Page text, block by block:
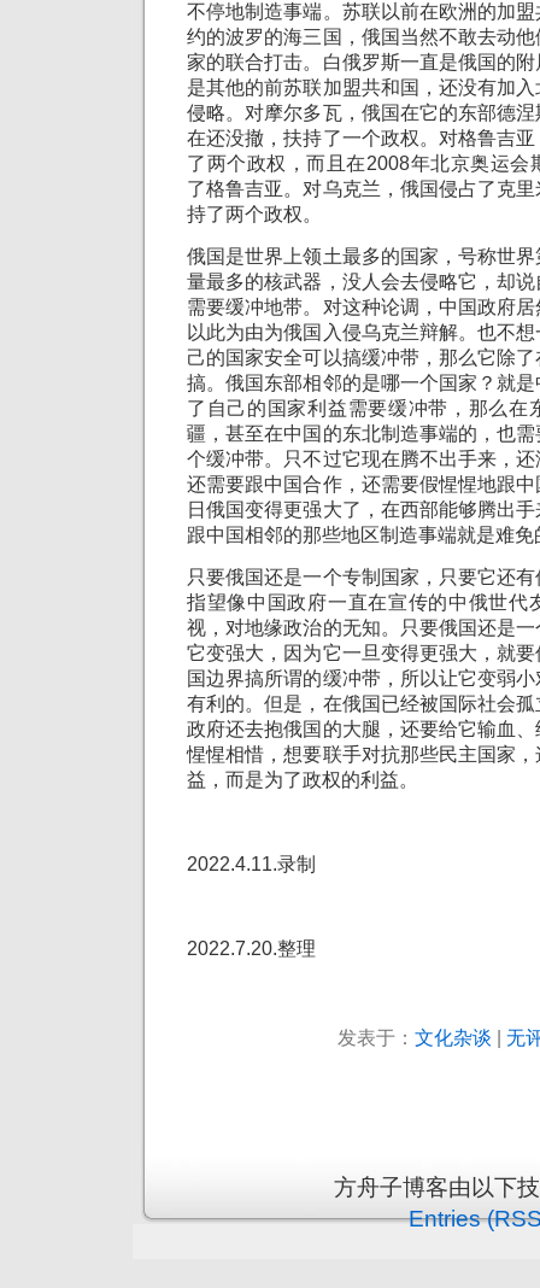
不停地制造事端。苏联以前在欧洲的加
约的波罗的海三国，俄国当然不敢去动
家的联合打击。白俄罗斯一直是俄国的
是其他的前苏联加盟共和国，还没有加
侵略。对摩尔多瓦，俄国在它的东部德
在还没撤，扶持了一个政权。对格鲁吉
了两个政权，而且在2008年北京奥运会
了格鲁吉亚。对乌克兰，俄国侵占了克
持了两个政权。
俄国是世界上领土最多的国家，号称世
量最多的核武器，没人会去侵略它，却
需要缓冲地带。对这种论调，中国政府
以此为由为俄国入侵乌克兰辩解。也不
己的国家安全可以搞缓冲带，那么它除
搞。俄国东部相邻的是哪一个国家？就
了自己的国家利益需要缓冲带，那么在
疆，甚至在中国的东北制造事端的，也
个缓冲带。只不过它现在腾不出手来，
还需要跟中国合作，还需要假惺惺地跟
日俄国变得更强大了，在西部能够腾出
跟中国相邻的那些地区制造事端就是难免
只要俄国还是一个专制国家，只要它还
指望像中国政府一直在宣传的中俄世代
视，对地缘政治的无知。只要俄国还是
它变强大，因为它一旦变得更强大，就
国边界搞所谓的缓冲带，所以让它变弱
有利的。但是，在俄国已经被国际社会
政府还去抱俄国的大腿，还要给它输血
惺惺相惜，想要联手对抗那些民主国家
益，而是为了政权的利益。
2022.4.11.录制
2022.7.20.整理
发表于： 文化杂谈 无
方舟子博客由以下
Entries